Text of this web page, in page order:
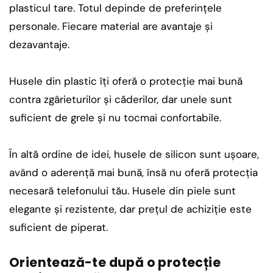
plasticul tare. Totul depinde de preferințele
personale. Fiecare material are avantaje și
dezavantaje.
Husele din plastic îți oferă o protecție mai bună
contra zgârieturilor și căderilor, dar unele sunt
suficient de grele și nu tocmai confortabile.
În altă ordine de idei, husele de silicon sunt ușoare,
având o aderență mai bună, însă nu oferă protecția
necesară telefonului tău. Husele din piele sunt
elegante și rezistente, dar prețul de achiziție este
suficient de piperat.
Orientează-te după o protecție